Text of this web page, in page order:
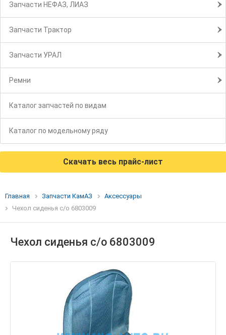
Запчасти НЕФАЗ, ЛИАЗ
Запчасти Трактор
Запчасти УРАЛ
Ремни
Каталог запчастей по видам
Каталог по модельному ряду
Скачать весь прайс-лист
Главная Запчасти КамАЗ
Аксессуары
Чехол сиденья с/о 6803009
Чехол сиденья с/о 6803009